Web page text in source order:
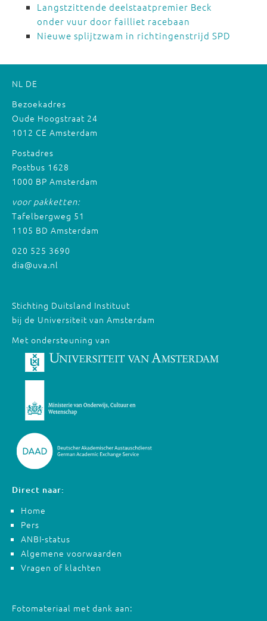
Langstzittende deelstaatpremier Beck
onder vuur door failliet racebaan
Nieuwe splijtzwam in richtingenstrijd SPD
NL DE
Bezoekadres
Oude Hoogstraat 24
1012 CE Amsterdam
Postadres
Postbus 1628
1000 BP Amsterdam
voor pakketten:
Tafelbergweg 51
1105 BD Amsterdam
020 525 3690
dia@uva.nl
Stichting Duitsland Instituut
bij de Universiteit van Amsterdam
Met ondersteuning van
Direct naar:
Home
Pers
ANBI-status
Algemene voorwaarden
Vragen of klachten
Fotomateriaal met dank aan: